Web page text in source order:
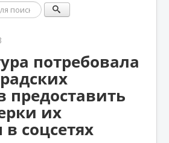
потребовала
предоставить
их
соцсетях